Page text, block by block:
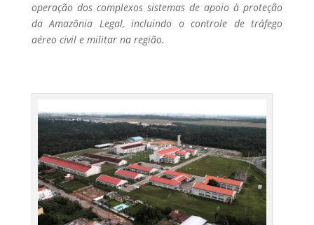
operação dos complexos sistemas de apoio à proteção
da Amazônia Legal, incluindo o controle de tráfego
aéreo civil e militar na região.